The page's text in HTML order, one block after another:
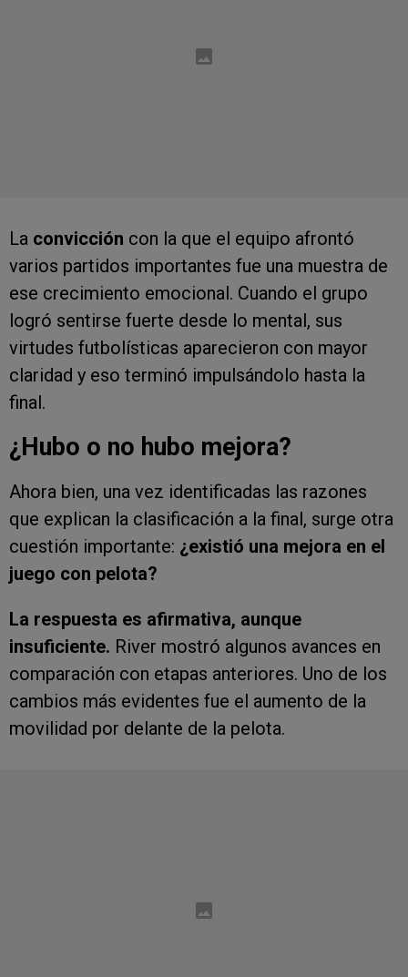
La convicción con la que el equipo afrontó
varios partidos importantes fue una muestra de
ese crecimiento emocional. Cuando el grupo
logró sentirse fuerte desde lo mental, sus
virtudes futbolísticas aparecieron con mayor
claridad y eso terminó impulsándolo hasta la
final.
¿Hubo o no hubo mejora?
Ahora bien, una vez identificadas las razones
que explican la clasificación a la final, surge otra
cuestión importante: ¿existió una mejora en el
juego con pelota?
La respuesta es afirmativa, aunque
insuficiente. River mostró algunos avances en
comparación con etapas anteriores. Uno de los
cambios más evidentes fue el aumento de la
movilidad por delante de la pelota.